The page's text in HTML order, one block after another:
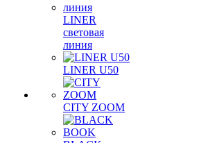
LINER
световая
линия
LINER U50
CITY ZOOM